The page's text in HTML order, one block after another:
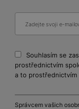
Souhlasím se
prostřednictvím
a to prostřednictvím
Správcem vašich